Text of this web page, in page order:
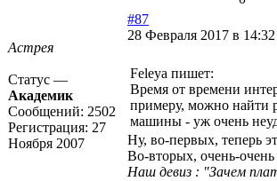
Астрея
Статус —
Академик
Сообщений: 2502
Регистрация: 27
Ноября 2007
#87
28 Февраля 2017 в 14:32
Feleya пишет:
Время от времени
примеру, можно найти
машины - уж очень
Ну, во-первых, теперь
Во-вторых, очень-очень
Наш девиз : "Зачем